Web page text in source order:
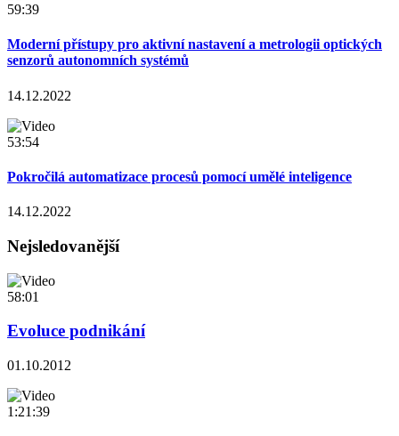
59:39
Moderní přístupy pro aktivní nastavení a metrologii optických
senzorů autonomních systémů
14.12.2022
53:54
Pokročilá automatizace procesů pomocí umělé inteligence
14.12.2022
Nejsledovanější
58:01
Evoluce podnikání
01.10.2012
1:21:39